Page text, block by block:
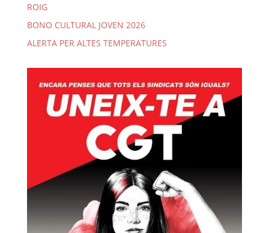
ROIG
BONO CULTURAL JOVEN 2026
ALERTA PER ALTES TEMPERATURES